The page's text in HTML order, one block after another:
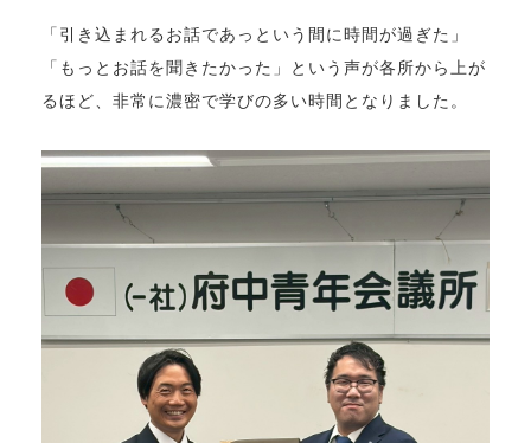
「引き込まれるお話であっという間に時間が過ぎた」
「もっとお話を聞きたかった」という声が各所から上が
るほど、非常に濃密で学びの多い時間となりました。